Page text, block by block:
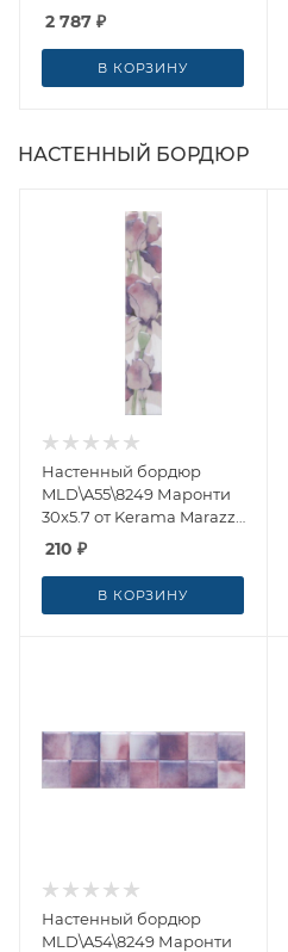
от Kerama Marazzi
2 787 ₽
В КОРЗИНУ
НАСТЕННЫЙ БОРДЮР
Настенный бордюр
MLD\A55\8249 Маронти
30x5.7 от Kerama Marazzi
(Россия)
210 ₽
В КОРЗИНУ
Настенный бордюр
MLD\A54\8249 Маронти